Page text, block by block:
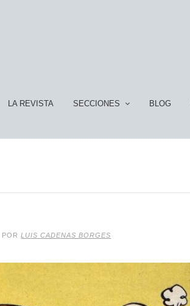
LA REVISTA SECCIONES BLOG
PORLUIS CADENAS BORGES